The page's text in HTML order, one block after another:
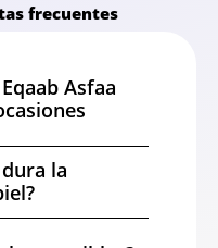
frecuentes
Asfaa
la